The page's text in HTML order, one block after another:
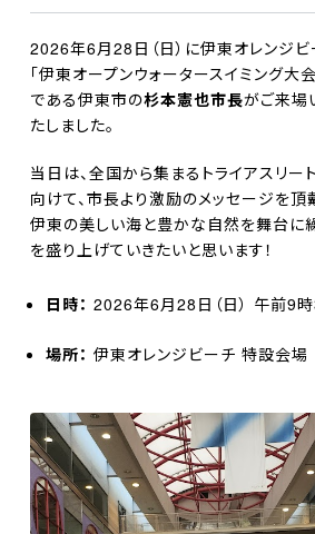
2026年6月28日（日）に伊東オレンジ
「伊東オープンウォータースイミング大
である伊東市の杉本憲也市長がご来場
たしました。
当日は、全国から集まるトライアスリー
向けて、市長より激励のメッセージを頂
伊東の美しい海と豊かな自然を舞台に
を盛り上げていきたいと思います！
日時： 2026年6月28日（日） 午前9時
場所： 伊東オレンジビーチ 特設会場